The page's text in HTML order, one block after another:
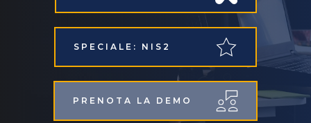
SPECIALE: NIS2
PRENOTA LA DEMO